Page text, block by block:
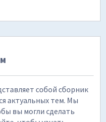
собой сборник
актуальных тем. Мы
вы могли сделать